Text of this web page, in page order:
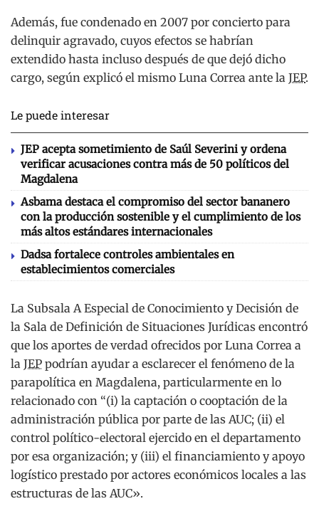
Además, fue condenado en 2007 por concierto para
delinquir agravado, cuyos efectos se habrían
extendido hasta incluso después de que dejó dicho
cargo, según explicó el mismo Luna Correa ante la JEP.
Le puede interesar
JEP acepta sometimiento de Saúl Severini y ordena
verificar acusaciones contra más de 50 políticos del
Magdalena
Asbama destaca el compromiso del sector bananero
con la producción sostenible y el cumplimiento de los
más altos estándares internacionales
Dadsa fortalece controles ambientales en
establecimientos comerciales
La Subsala A Especial de Conocimiento y Decisión de
la Sala de Definición de Situaciones Jurídicas encontró
que los aportes de verdad ofrecidos por Luna Correa a
la JEP podrían ayudar a esclarecer el fenómeno de la
parapolítica en Magdalena, particularmente en lo
relacionado con “(i) la captación o cooptación de la
administración pública por parte de las AUC; (ii) el
control político-electoral ejercido en el departamento
por esa organización; y (iii) el financiamiento y apoyo
logístico prestado por actores económicos locales a las
estructuras de las AUC».